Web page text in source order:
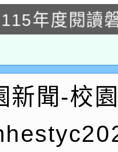
年度閱讀
專業研習
人工智慧
養講師名單
容與教學軟
委員會函釋公
應申請許可
水利署委託
新聞-校